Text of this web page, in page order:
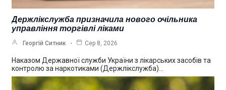
Держлікслужба призначила нового очільника
управління торгівлі ліками
Георгій Ситник Сер 8, 2026
Наказом Державної служби України з лікарських засобів та
контролю за наркотиками (Держлікслужба)…